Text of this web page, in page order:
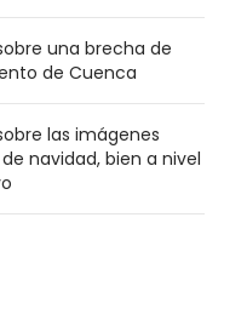
una brecha de
de Cuenca
las imágenes
navidad, bien a nivel